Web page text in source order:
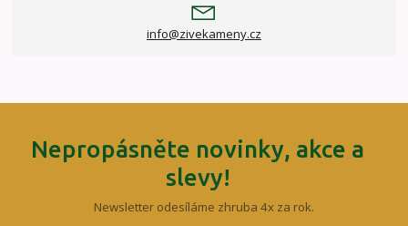
info@zivekameny.cz
Nepropásněte novinky, akce a
slevy!
Newsletter odesíláme zhruba 4x za rok.